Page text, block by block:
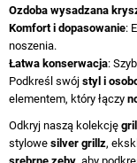
Ozdoba wysadzana
Komfort i dopasowanie:
noszenia.
Łatwa konserwacja:
Podkreśl swój styl i
elementem, który łączy
Odkryj naszą kolekcję
stylowe silver grillz,